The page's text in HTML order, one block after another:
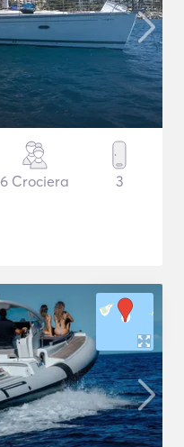
6 Crociera 3